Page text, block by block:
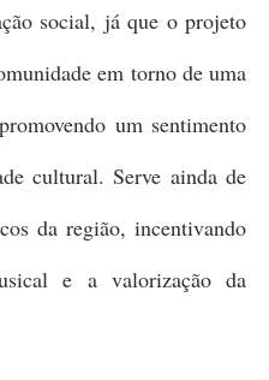
social, já que o projeto
em torno de uma
um sentimento
cultural. Serve ainda de
da região, incentivando
e a valorização da